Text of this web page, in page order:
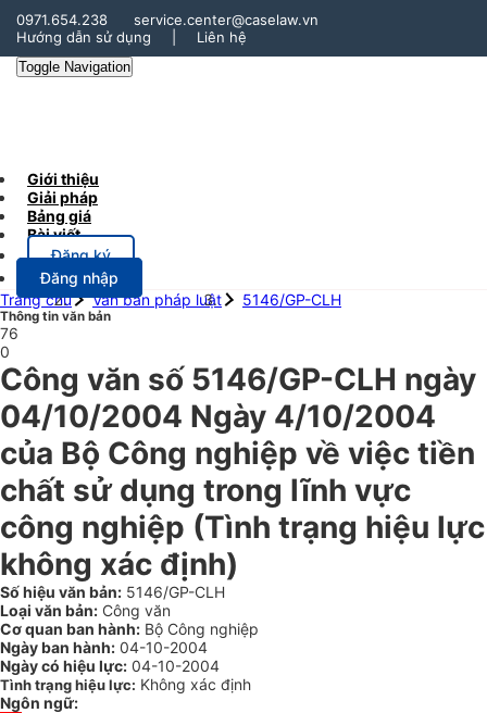
0971.654.238
service.center@caselaw.vn
Hướng dẫn sử dụng
Liên hệ
Toggle Navigation
Giới thiệu
Giải pháp
Bảng giá
Bài viết
Đăng ký
Đăng nhập
Trang chủ
Văn bản pháp luật 5146/GP-CLH
Thông tin văn bản
76
0
Công văn số 5146/GP-CLH ngày
04/10/2004 Ngày 4/10/2004
của Bộ Công nghiệp về việc tiền
chất sử dụng trong lĩnh vực
công nghiệp (Tình trạng hiệu lực
không xác định)
Số hiệu văn bản: 5146/GP-CLH
Loại văn bản: Công văn
Cơ quan ban hành: Bộ Công nghiệp
Ngày ban hành: 04-10-2004
Ngày có hiệu lực: 04-10-2004
Tình trạng hiệu lực: Không xác định
Ngôn ngữ: